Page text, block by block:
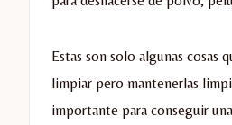
Estas son solo algunas cosas
limpiar pero mantenerlas
importante para conseguir